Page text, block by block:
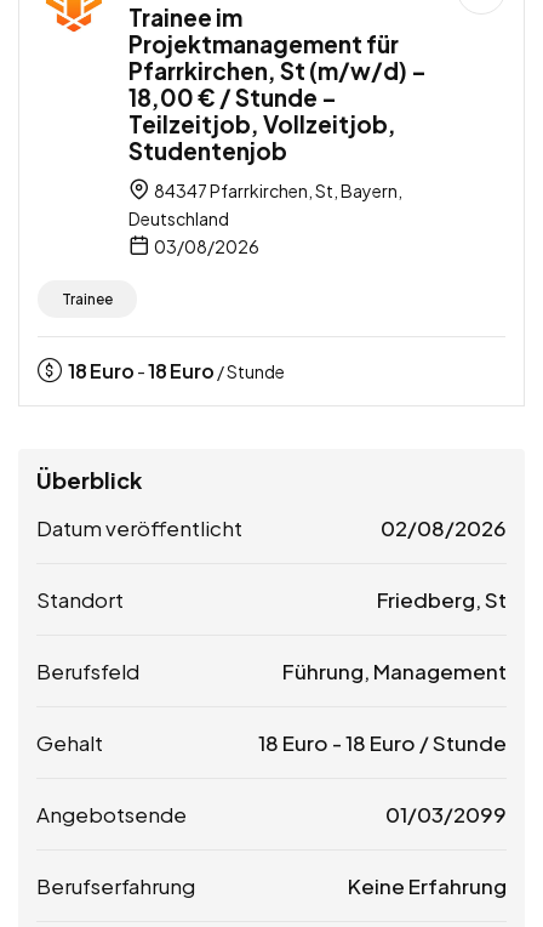
Trainee im
Projektmanagement für
Pfarrkirchen, St (m/w/d) –
18,00 € / Stunde –
Teilzeitjob, Vollzeitjob,
Studentenjob
84347 Pfarrkirchen, St, Bayern,
Deutschland
03/08/2026
Trainee
18Euro -18Euro / Stunde
Überblick
Datum veröffentlicht 02/08/2026
Standort Friedberg, St
Berufsfeld Führung, Management
Gehalt 18 Euro -18 Euro / Stunde
Angebotsende 01/03/2099
Berufserfahrung Keine Erfahrung